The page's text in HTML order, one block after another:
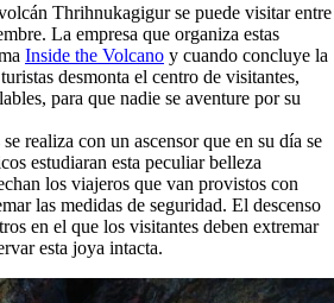
Thrihnukagigur se puede visitar entre
La empresa que organiza estas
Inside the Volcano y cuando concluye la
desmonta el centro de visitantes,
para que nadie se aventure por su
realiza con un ascensor que en su día se
estudiaran esta peculiar belleza
los viajeros que van provistos con
las medidas de seguridad. El descenso
en el que los visitantes deben extremar
esta joya intacta.